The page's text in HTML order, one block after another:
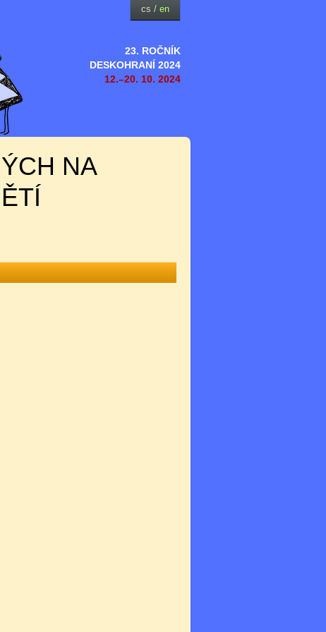
23. ROČNÍK
DESKOHRANÍ 2024
12.–20. 10. 2024
cs / en
NA